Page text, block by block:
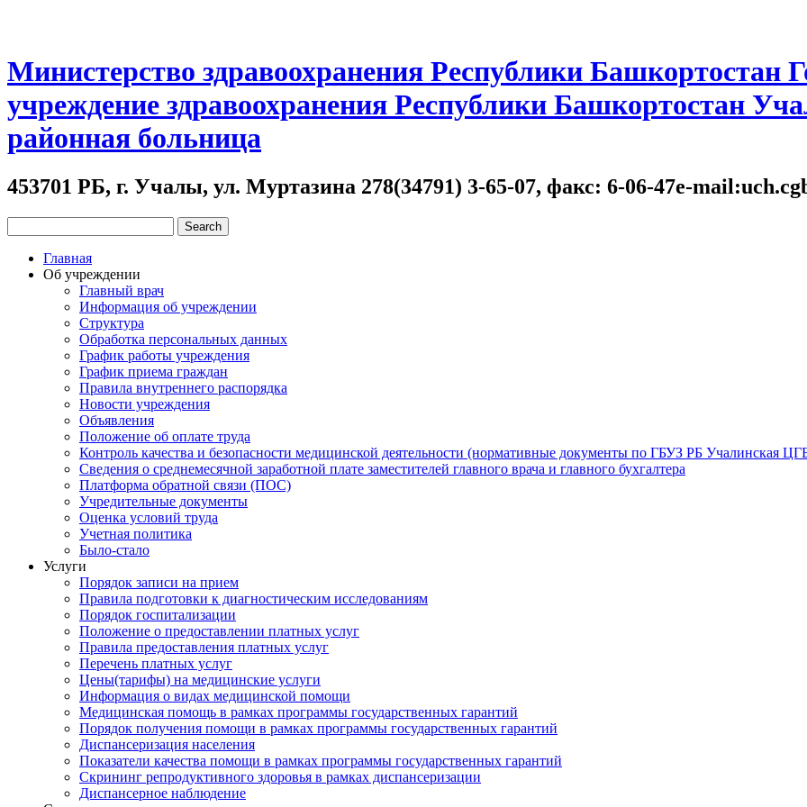
Министерство здравоохранения Республики Башкортостан
учреждение здравоохранения Республики Башкортостан
районная больница
453701 РБ, г. Учалы, ул. Муртазина 278(34791) 3-65-07, факс: 6-06-47e-
Главная
Об учреждении
Главный врач
Информация об учреждении
Структура
Обработка персональных данных
График работы учреждения
График приема граждан
Правила внутреннего распорядка
Новости учреждения
Объявления
Положение об оплате труда
Контроль качества и безопасности медицинской деятельности (нормативные документы по ГБУЗ РБ Учалинская
Сведения о среднемесячной заработной плате заместителей главного врача и главного бухгалтера
Платформа обратной связи (ПОС)
Учредительные документы
Оценка условий труда
Учетная политика
Было-стало
Услуги
Порядок записи на прием
Правила подготовки к диагностическим исследованиям
Порядок госпитализации
Положение о предоставлении платных услуг
Правила предоставления платных услуг
Перечень платных услуг
Цены(тарифы) на медицинские услуги
Информация о видах медицинской помощи
Медицинская помощь в рамках программы государственных гарантий
Порядок получения помощи в рамках программы государственных гарантий
Диспансеризация населения
Показатели качества помощи в рамках программы государственных гарантий
Скрининг репродуктивного здоровья в рамках диспансеризации
Диспансерное наблюдение